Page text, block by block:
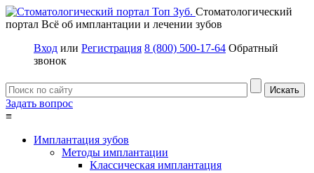
Стоматологический
портал Всё об имплантации и лечении зубов
Вход или Регистрация 8 (800) 500-17-64 Обратный
звонок
Задать вопрос
≡
Имплантация зубов
Методы имплантации
Классическая имплантация